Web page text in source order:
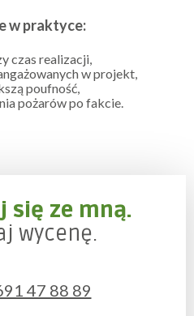
w praktyce:
czas realizacji,
w projekt,
poufność,
pożarów po fakcie.
się ze mną.
wycenę.
47 88 89